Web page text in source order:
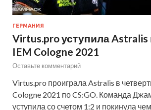
ГЕРМАНИЯ
Virtus.pro уступила
IEM Cologne 2021
Оставьте комментарий
Virtus.pro проиграла Astralis в
Cologne 2021 по CS:GO. Команда
уступила со счетом 1:2 и покинула